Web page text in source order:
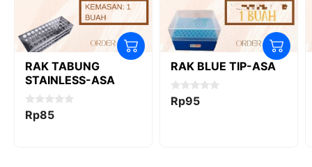
RAK TABUNG
STAINLESS-ASA
0
o
Rp85
RAK BLUE TIP-ASA
0
o
Rp95